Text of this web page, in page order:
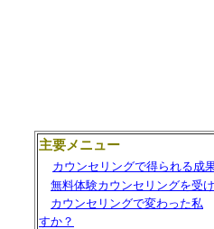
主要メニュー
カウンセリングで得られる成
無料体験カウンセリングを受
カウンセリングで変わった私
すか？